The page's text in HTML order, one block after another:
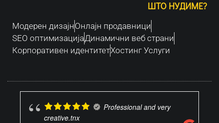
ШТО НУДИМЕ?
Модерен дизајнOнлајн продавници
SEO оптимизацијаДинамични веб страни
Корпоративен идентитетХостинг Услуги
Professional and very
creative.tnx